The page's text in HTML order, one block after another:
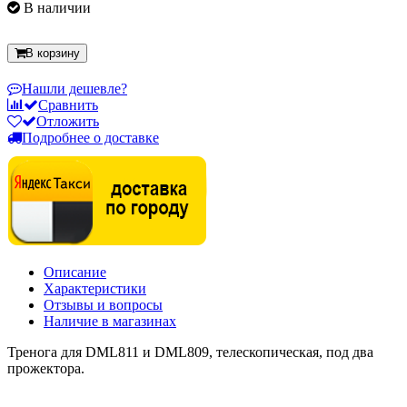
В наличии
В корзину
Нашли дешевле?
Сравнить
Отложить
Подробнее о доставке
Описание
Характеристики
Отзывы и вопросы
Наличие в магазинах
Тренога для DML811 и DML809, телескопическая, под два
прожектора.